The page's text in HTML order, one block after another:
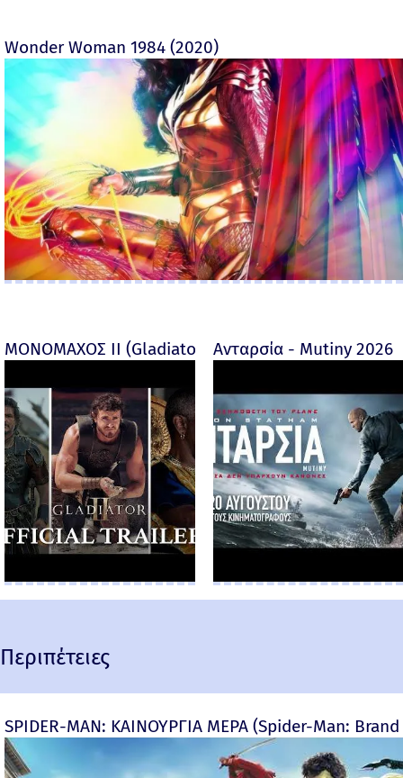
Wonder Woman 1984 (2020)
ΜΟΝΟΜΑΧΟΣ ΙΙ (Gladiator II) -Ανταρσία - Mutiny 2026
Περιπέτειες
SPIDER-MAN: ΚΑΙΝΟΥΡΓΙΑ ΜΕΡΑ (Spider-Man: